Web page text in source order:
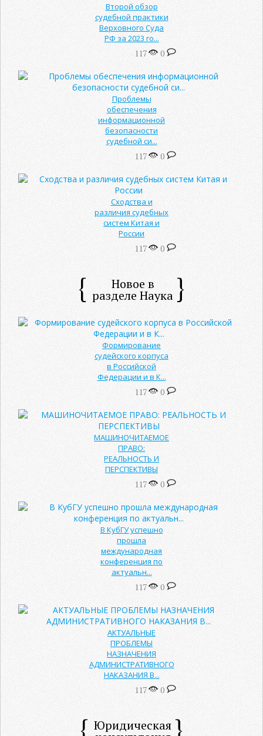
Второй обзор
судебной практики
Верховного Суда
РФ за 2023 го...
117 0
Проблемы
обеспечения
информационной
безопасности
судебной си...
117 0
Сходства и
различия судебных
систем Китая и
России
117 0
Новое в
разделе Наука
Формирование
судейского корпуса
в Российской
Федерации и в К...
117 0
МАШИНОЧИТАЕМОЕ
ПРАВО:
РЕАЛЬНОСТЬ И
ПЕРСПЕКТИВЫ
117 0
В КубГУ успешно
прошла
международная
конференция по
актуальн...
117 0
АКТУАЛЬНЫЕ
ПРОБЛЕМЫ
НАЗНАЧЕНИЯ
АДМИНИСТРАТИВНОГО
НАКАЗАНИЯ В...
117 0
Юридическая